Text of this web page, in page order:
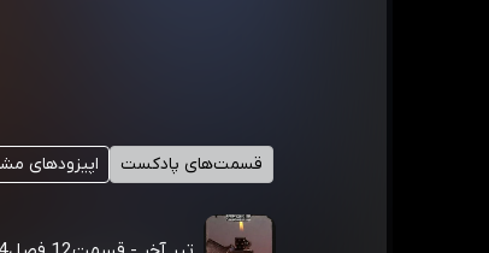
قسمت‌های پادکست اپیزودهای